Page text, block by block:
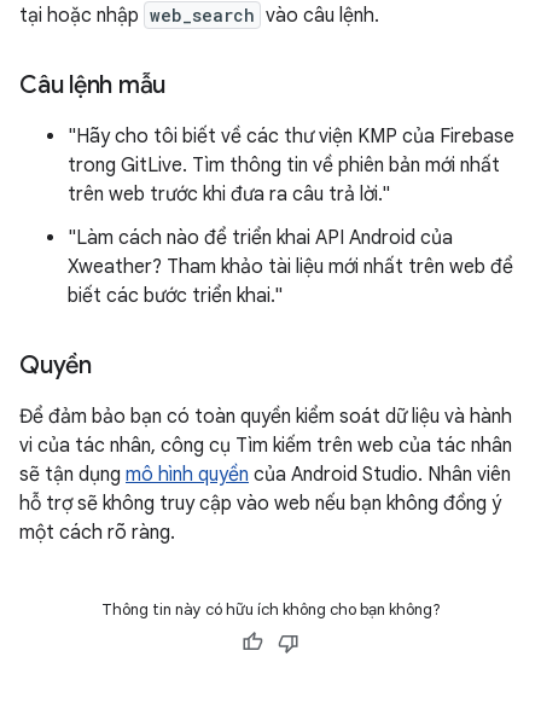
tại hoặc nhập web_search vào câu lệnh.
Câu lệnh mẫu
"Hãy cho tôi biết về các thư viện KMP của Firebase
trong GitLive. Tìm thông tin về phiên bản mới nhất
trên web trước khi đưa ra câu trả lời."
"Làm cách nào để triển khai API Android của
Xweather? Tham khảo tài liệu mới nhất trên web để
biết các bước triển khai."
Quyền
Để đảm bảo bạn có toàn quyền kiểm soát dữ liệu và hành
vi của tác nhân, công cụ Tìm kiếm trên web của tác nhân
sẽ tận dụng mô hình quyền của Android Studio. Nhân viên
hỗ trợ sẽ không truy cập vào web nếu bạn không đồng ý
một cách rõ ràng.
Thông tin này có hữu ích không cho bạn không?